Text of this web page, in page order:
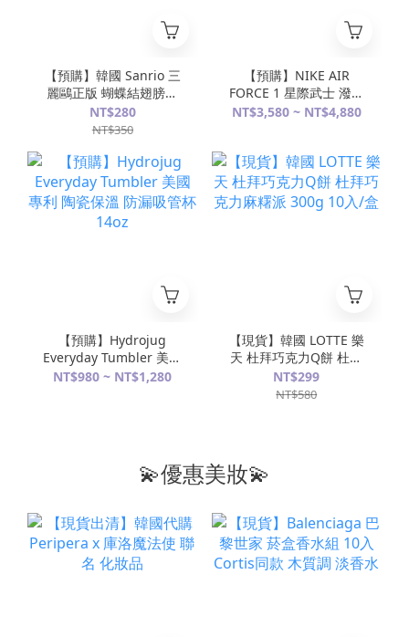
【預購】韓國 Sanrio 三
麗鷗正版 蝴蝶結翅膀串
珠掛件吊飾
NT$280
NT$350
【預購】NIKE AIR
FORCE 1 星際武士 潑墨
雙鞋帶 星武士 點綴 全黑
NT$3,580 ~ NT$4,880
【預購】Hydrojug
Everyday Tumbler 美國
專利 陶瓷保溫 防漏吸管
NT$980 ~ NT$1,280
【現貨】韓國 LOTTE 樂
天 杜拜巧克力Q餅 杜拜
巧克力麻糬派 300g 10
入/盒
NT$299
NT$580
💫優惠美妝💫